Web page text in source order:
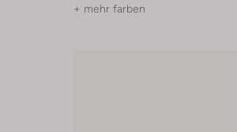
+ mehr farben